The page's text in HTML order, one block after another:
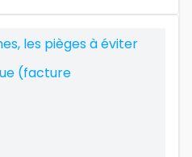
les pièges à éviter
(facture